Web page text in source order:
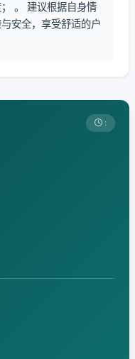
。 建议根据自身情
安全，享受舒适的户
: